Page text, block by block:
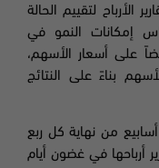
الأرباح لتقييم الحالة
إمكانات النمو في
على أسعار الأسهم،
بناءً على النتائج
من نهاية كل ربع
أرباحها في غضون أيام